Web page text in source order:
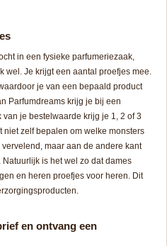
in een fysieke parfumeriezaak,
wel. Je krijgt een aantal proefjes mee.
je van een bepaald product
Parfumdreams krijg je bij een
je bestelwaarde krijg je 1, 2 of 3
zelf bepalen om welke monsters
maar aan de andere kant
is het wel zo dat dames
en heren proefjes voor heren. Dit
en ontvang een